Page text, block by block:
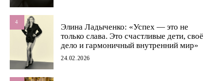
4
Элина Ладыченко: «Успех — это не
только слава. Это счастливые дети, своё
дело и гармоничный внутренний мир»
24.02.2026